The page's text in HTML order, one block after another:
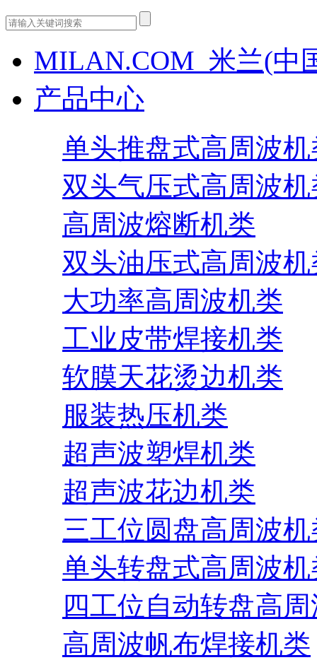
MILAN.COM_米兰(中
产品中心
单头推盘式高周波机
双头气压式高周波机
高周波熔断机类
双头油压式高周波机
大功率高周波机类
工业皮带焊接机类
软膜天花烫边机类
服装热压机类
超声波塑焊机类
超声波花边机类
三工位圆盘高周波机
单头转盘式高周波机
四工位自动转盘高
高周波帆布焊接机类